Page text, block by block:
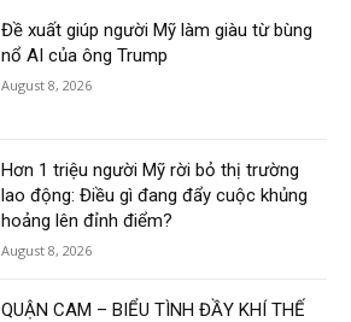
Đề xuất giúp người Mỹ làm giàu từ bùng
nổ AI của ông Trump
August 8, 2026
Hơn 1 triệu người Mỹ rời bỏ thị trường
lao động: Điều gì đang đẩy cuộc khủng
hoảng lên đỉnh điểm?
August 8, 2026
QUẬN CAM – BIỂU TÌNH ĐẦY KHÍ THẾ